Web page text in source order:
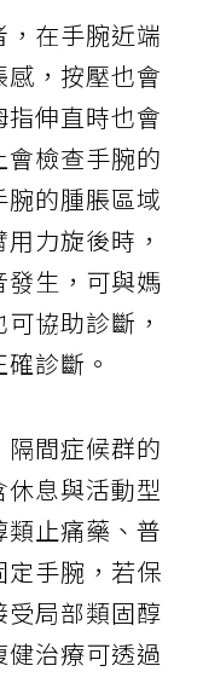
在手腕近端
，按壓也會
伸直時也會
檢查手腕的
的腫脹區域
力旋後時，
生，可與媽
協助診斷，
診斷。
間症候群的
息與活動型
止痛藥、普
手腕，若保
局部類固醇
治療可透過